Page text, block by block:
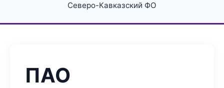
Северо-Кавказский ФО
ПАО